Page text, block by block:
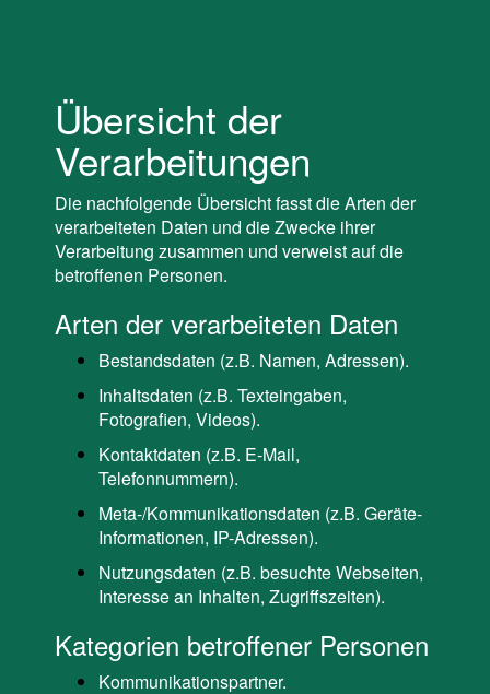
Übersicht der
Verarbeitungen
Die nachfolgende Übersicht fasst die Arten der
verarbeiteten Daten und die Zwecke ihrer
Verarbeitung zusammen und verweist auf die
betroffenen Personen.
Arten der verarbeiteten Daten
Bestandsdaten (z.B. Namen, Adressen).
Inhaltsdaten (z.B. Texteingaben,
Fotografien, Videos).
Kontaktdaten (z.B. E-Mail,
Telefonnummern).
Meta-/Kommunikationsdaten (z.B. Geräte-
Informationen, IP-Adressen).
Nutzungsdaten (z.B. besuchte Webseiten,
Interesse an Inhalten, Zugriffszeiten).
Kategorien betroffener Personen
Kommunikationspartner.